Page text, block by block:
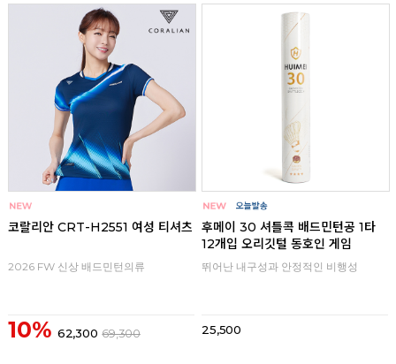
코랄리안 CRT-H2551 여성 티셔츠
2026 FW 신상 배드민턴의류
10% 62,300 69,300
후메이 30 셔틀콕 배드민턴공 1타
12개입 오리깃털 동호인 게임
뛰어난 내구성과 안정적인 비행성
25,500